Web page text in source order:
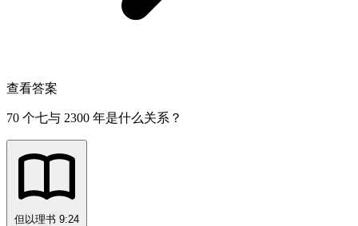
查看答案
70 个七与 2300 年是什么关系？
但以理书 9:24